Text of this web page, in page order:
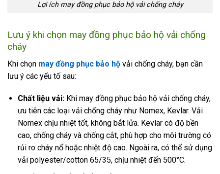
Lợi ích may đồng phục bảo hộ vải chống cháy
Lưu ý khi chọn may đồng phục bảo hộ vải chống
cháy
Khi chọn may đồng phục bảo hộ vải chống cháy, bạn cần
lưu ý các yếu tố sau:
Chất liệu vải: Khi may đồng phục bảo hộ vải chống cháy,
ưu tiên các loại vải chống cháy như Nomex, Kevlar. Vải
Nomex chịu nhiệt tốt, không bắt lửa. Kevlar có độ bền
cao, chống cháy và chống cắt, phù hợp cho môi trường có
rủi ro cháy nổ hoặc nhiệt độ cao. Ngoài ra, có thể sử dụng
vải polyester/cotton 65/35, chịu nhiệt đến 500°C.